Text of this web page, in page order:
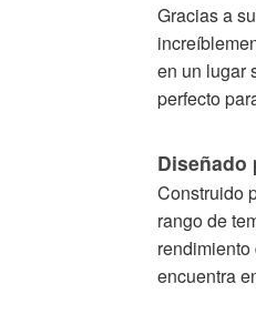
Gracias a
en un lugar
perfecto
Diseñado
Construido
rango de
encuentra